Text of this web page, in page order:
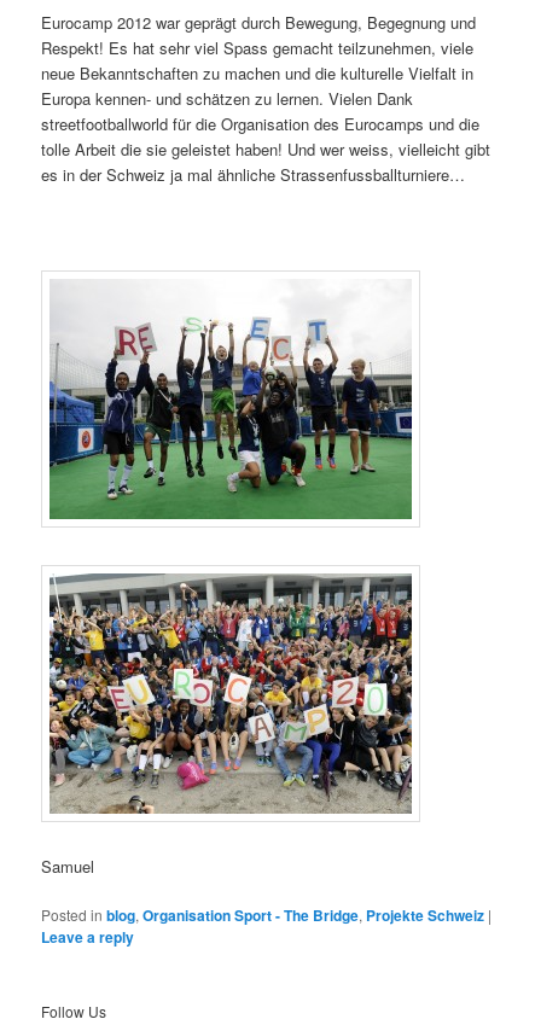
Eurocamp 2012 war geprägt durch Bewegung, Begegnung und
Respekt! Es hat sehr viel Spass gemacht teilzunehmen, viele
neue Bekanntschaften zu machen und die kulturelle Vielfalt in
Europa kennen- und schätzen zu lernen. Vielen Dank
streetfootballworld für die Organisation des Eurocamps und die
tolle Arbeit die sie geleistet haben! Und wer weiss, vielleicht gibt
es in der Schweiz ja mal ähnliche Strassenfussballturniere…
Samuel
Posted in blog,Organisation Sport - The Bridge, Projekte Schweiz |
Leave a reply
Follow Us